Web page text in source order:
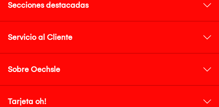
Secciones destacadas
Servicio al Cliente
Sobre Oechsle
Tarjeta oh!